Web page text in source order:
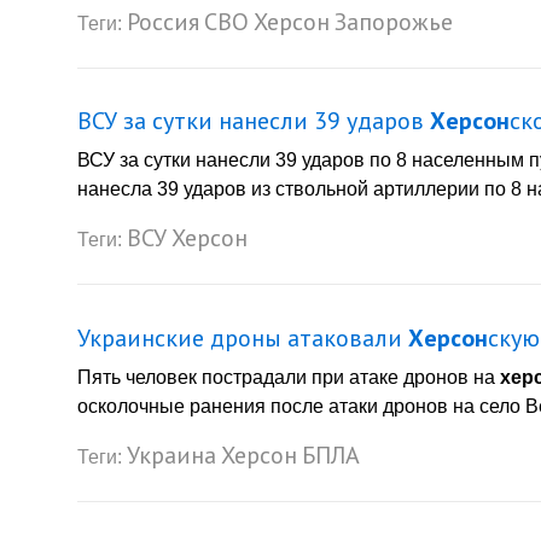
Теги: Россия СВО Херсон Запорожье
ВСУ за сутки нанесли 39 ударов Херсон
ВСУ за сутки нанесли 39 ударов по 8 населенным
нанесла 39 ударов из ствольной артиллерии по
Теги: ВСУХерсон
Украинские дроны атаковали Херсон
Пять человек пострадали при атаке дронов на
осколочные ранения после атаки дронов на село
Теги: Украина Херсон БПЛА